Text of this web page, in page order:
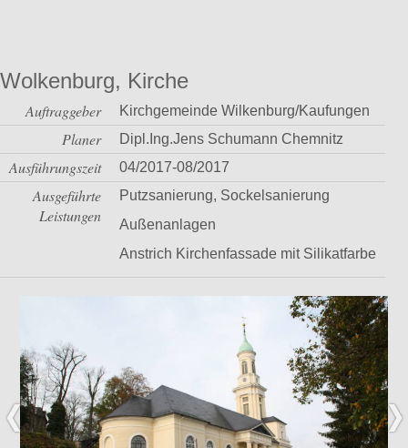
Wolkenburg, Kirche
Auftraggeber Kirchgemeinde Wilkenburg/Kaufungen
Planer Dipl.Ing.Jens Schumann Chemnitz
Ausführungszeit 04/2017-08/2017
Ausgeführte
Leistungen
Putzsanierung, Sockelsanierung
Außenanlagen
Anstrich Kirchenfassade mit Silikatfarbe